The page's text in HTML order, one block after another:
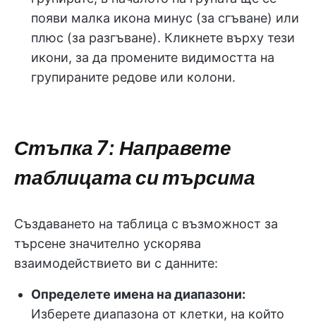
появи малка икона минус (за сгъване) или
плюс (за разгъване). Кликнете върху тези
икони, за да промените видимостта на
групираните редове или колони.
Стъпка 7: Направете
таблицата си търсима
Създаването на таблица с възможност за
търсене значително ускорява
взаимодействието ви с данните:
Определете имена на диапазони:
Изберете диапазона от клетки, на който